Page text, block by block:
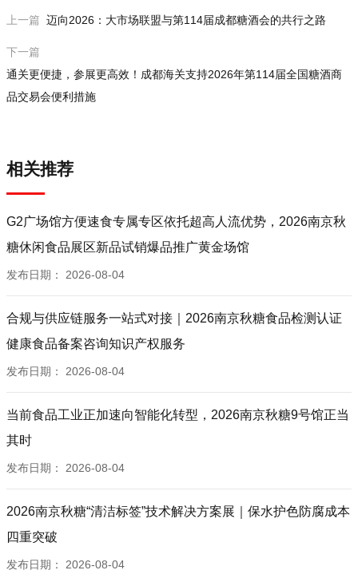
上一篇 迈向2026：大市场联盟与第114届成都糖酒会的共行之路
下一篇
通关更便捷，参展更高效！成都海关支持2026年第114届全国糖酒商
品交易会便利措施
相关推荐
G2广场馆方便速食专属专区依托超高人流优势，2026南京秋
糖休闲食品展区新品试销爆品推广黄金场馆
发布日期： 2026-08-04
合规与供应链服务一站式对接｜2026南京秋糖食品检测认证
健康食品备案咨询知识产权服务
发布日期： 2026-08-04
当前食品工业正加速向智能化转型，2026南京秋糖9号馆正当
其时
发布日期： 2026-08-04
2026南京秋糖“清洁标签”技术解决方案展｜保水护色防腐成本
四重突破
发布日期： 2026-08-04